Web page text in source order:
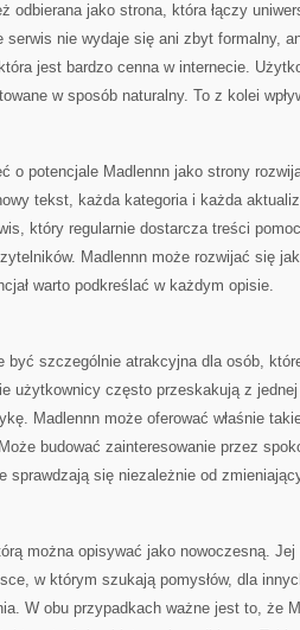
odbierana jako strona, która łączy
serwis nie wydaje się ani zbyt formalny,
jest bardzo cenna w internecie.
w sposób naturalny. To z kolei
o potencjale Madlennn jako strony
tekst, każda kategoria i każda
który regularnie dostarcza treści
Madlennn może rozwijać się
warto podkreślać w każdym opisie.
być szczególnie atrakcyjna dla osób,
użytkownicy często przeskakują z
Madlennn może oferować właśnie
budować zainteresowanie przez
sprawdzają się niezależnie od
można opisywać jako nowoczesną.
w którym szukają pomysłów, dla
W obu przypadkach ważne jest to, że